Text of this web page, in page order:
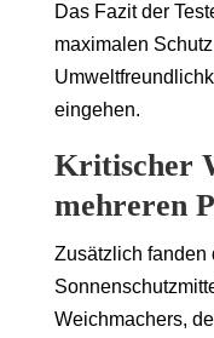
Das Fazit der
maximalen
eingehen.
Kritischer
mehreren
Zusätzlich fanden
Weichmachers,